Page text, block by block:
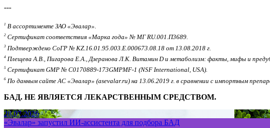
---
1 В ассортименте ЗАО «Эвалар».
2 Сертификат соответствия «Марка года» № МГ RU.001.П3689.
3 Подтверждено СоГР № KZ.16.01.95.003.Е.000673.08.18 от 13.08.2018 г.
4 Плещева А.В., Пигарова Е.А., Дзеранова Л.К. Витамин D и метаболизм: факты, мифы и
5 Сертификат GMP № C0170889-173GMPMF-1 (NSF International, USA).
6 По данным сайте АС «Эвалар» (asevalar.ru) на 13.06.2019 г. в сравнении с импортным
БАД. НЕ ЯВЛЯЕТСЯ ЛЕКАРСТВЕННЫМ СРЕДСТВОМ.
28.07.2026
«Эвалар» запустил ИИ-ассистента для подбора БАД